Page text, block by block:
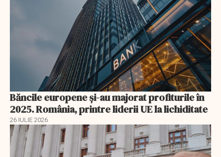
Băncile europene și-au majorat profiturile în
2025. România, printre liderii UE la lichiditate
26 IULIE 2026